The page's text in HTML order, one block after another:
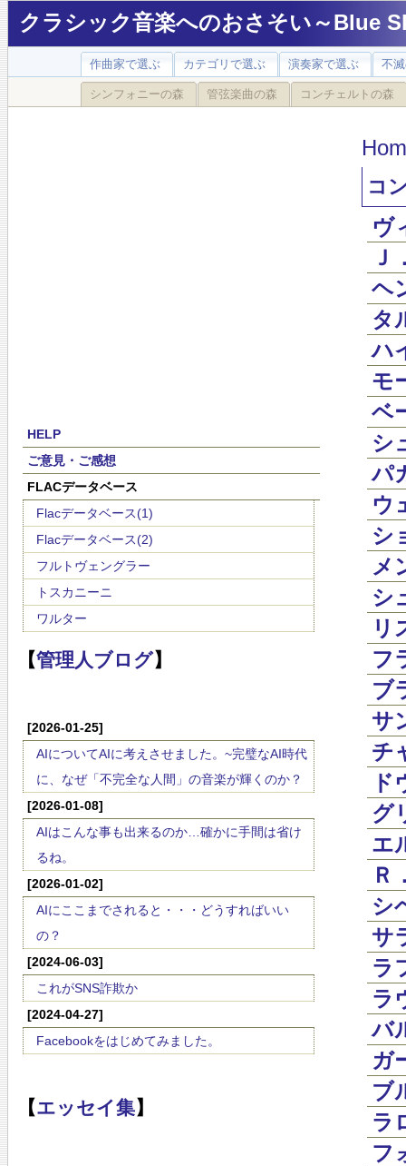
クラシック音楽へのおさそい～Blue
作曲家で選ぶ カテゴリで選ぶ 演奏家で選ぶ 不
シンフォニーの森 管弦楽曲の森 コンチェルトの森
HELP
ご意見・ご感想
FLACデータベース
Flacデータベース(1)
Flacデータベース(2)
フルトヴェングラー
トスカニーニ
ワルター
【管理人ブログ】
[2026-01-25]
AIについてAIに考えさせました。~完璧なAI時代
に、なぜ「不完全な人間」の音楽が輝くのか？
[2026-01-08]
AIはこんな事も出来るのか…確かに手間は省け
るね。
[2026-01-02]
AIにここまでされると・・・どうすればいい
の？
[2024-06-03]
これがSNS詐欺か
[2024-04-27]
Facebookをはじめてみました。
【エッセイ集】
コ
ヴ
Ｊ
ヘ
タ
ハ
モ
ベ
シ
パ
ウ
シ
メ
シ
リ
フ
ブ
サ
チ
グ
エ
Ｒ
シ
サ
ラ
ラ
バ
ガ
ブ
ラ
フ